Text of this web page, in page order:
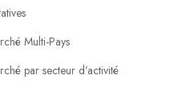
Multi-Pays
par secteur d’activité